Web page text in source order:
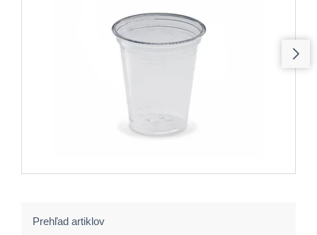
Prehľad artiklov